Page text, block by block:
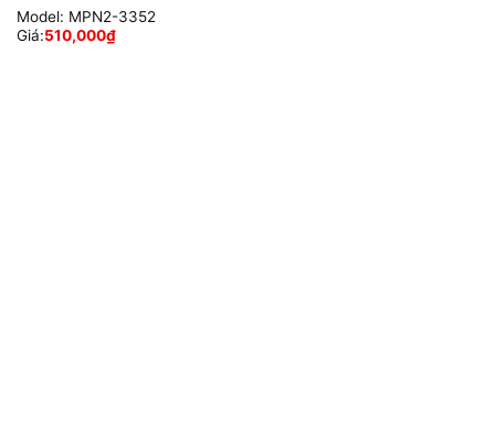
Model: MPN2-3352
Giá:510,000₫